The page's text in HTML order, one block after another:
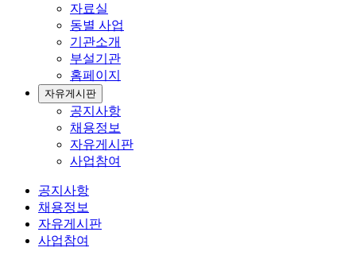
자료실
동별 사업
기관소개
부설기관
홈페이지
자유게시판
공지사항
채용정보
자유게시판
사업참여
공지사항
채용정보
자유게시판
사업참여